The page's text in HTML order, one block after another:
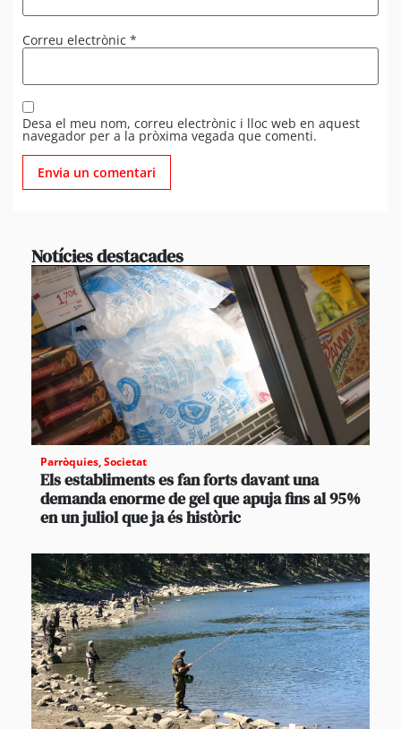
Correu electrònic *
Desa el meu nom, correu electrònic i lloc web en aquest
navegador per a la pròxima vegada que comenti.
Notícies destacades
Parròquies,Societat
Els establiments es fan forts davant una
demanda enorme de gel que apuja fins al 95%
en un juliol que ja és històric